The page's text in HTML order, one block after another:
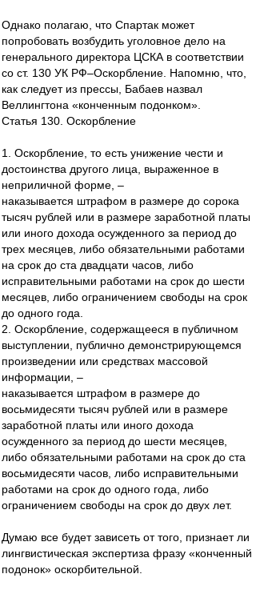
Однако полагаю, что Спартак может
попробовать возбудить уголовное дело на
генерального директора ЦСКА в соответствии
со ст. 130 УК РФ–Оскорбление. Напомню, что,
как следует из прессы, Бабаев назвал
Веллингтона «конченным подонком».
Статья 130. Оскорбление
1. Оскорбление, то есть унижение чести и
достоинства другого лица, выраженное в
неприличной форме, –
наказывается штрафом в размере до сорока
тысяч рублей или в размере заработной платы
или иного дохода осужденного за период до
трех месяцев, либо обязательными работами
на срок до ста двадцати часов, либо
исправительными работами на срок до шести
месяцев, либо ограничением свободы на срок
до одного года.
2. Оскорбление, содержащееся в публичном
выступлении, публично демонстрирующемся
произведении или средствах массовой
информации, –
наказывается штрафом в размере до
восьмидесяти тысяч рублей или в размере
заработной платы или иного дохода
осужденного за период до шести месяцев,
либо обязательными работами на срок до ста
восьмидесяти часов, либо исправительными
работами на срок до одного года, либо
ограничением свободы на срок до двух лет.
Думаю все будет зависеть от того, признает ли
лингвистическая экспертиза фразу «конченный
подонок» оскорбительной.